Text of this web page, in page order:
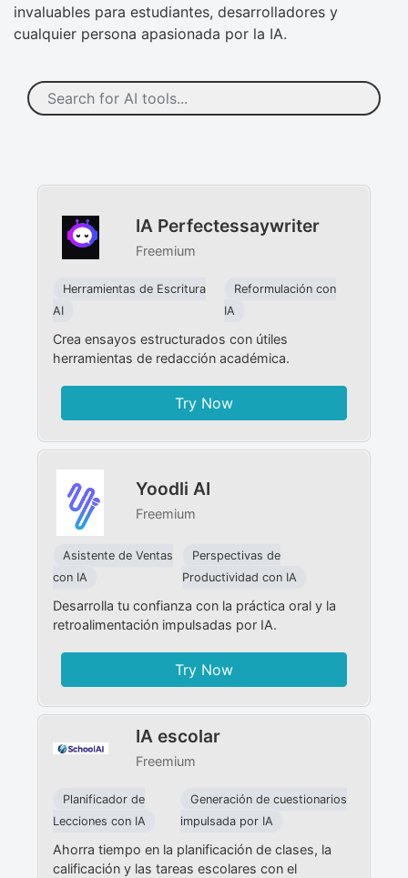
invaluables para estudiantes, desarrolladores y
cualquier persona apasionada por la IA.
IA Perfectessaywriter
Freemium
Herramientas de Escritura
AI
Reformulación con
IA
Crea ensayos estructurados con útiles
herramientas de redacción académica.
Try Now
Yoodli AI
Freemium
Asistente de Ventas
con IA
Perspectivas de
Productividad con IA
Desarrolla tu confianza con la práctica oral y la
retroalimentación impulsadas por IA.
Try Now
IA escolar
Freemium
Planificador de
Lecciones con IA
Generación de cuestionarios
impulsada por IA
Ahorra tiempo en la planificación de clases, la
calificación y las tareas escolares con el